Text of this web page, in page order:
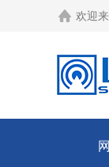
欢迎来